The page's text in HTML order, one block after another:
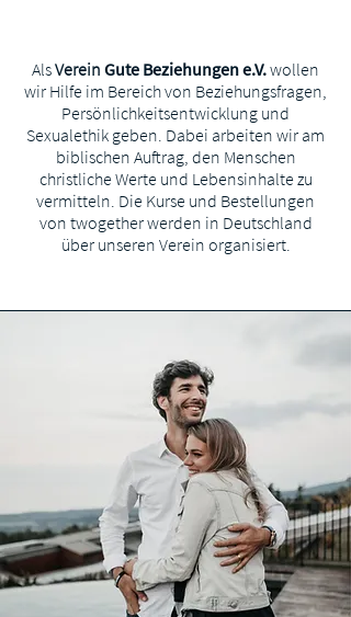
AlsVerein Gute Beziehungen e.V.wollen
wir Hilfe im Bereich von Beziehungsfragen,
Persönlichkeitsentwicklung und
Sexualethik geben. Dabei arbeiten wir am
biblischen Auftrag, den Menschen
christliche Werte und Lebensinhalte zu
vermitteln. Die Kurse und Bestellungen
von twogether werden in Deutschland
über unseren Verein organisiert.